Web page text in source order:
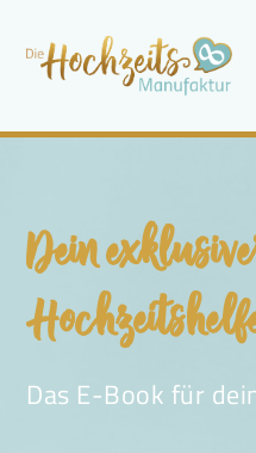
Dein
Das E-Book für